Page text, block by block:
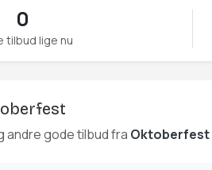
0
tilbud lige nu
andre gode tilbud fra Oktoberfest